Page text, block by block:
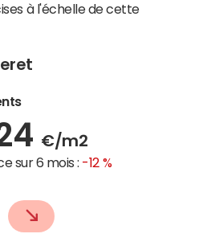
à l'échelle de cette
€/m2
sur 6 mois : -12 %